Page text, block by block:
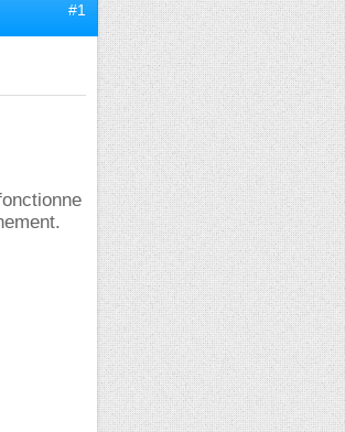
#1